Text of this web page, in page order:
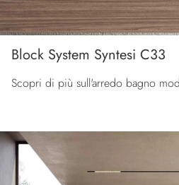
Block System Syntesi C33